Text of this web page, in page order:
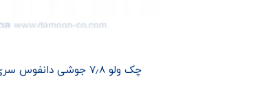
چک ولو ۷٫۸ جوشی دانفوس سری NRV19s